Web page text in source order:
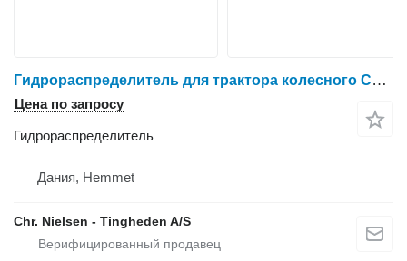
Гидрораспределитель для трактора колесного Case IH 7130
Цена по запросу
Гидрораспределитель
Дания, Hemmet
Chr. Nielsen - Tingheden A/S